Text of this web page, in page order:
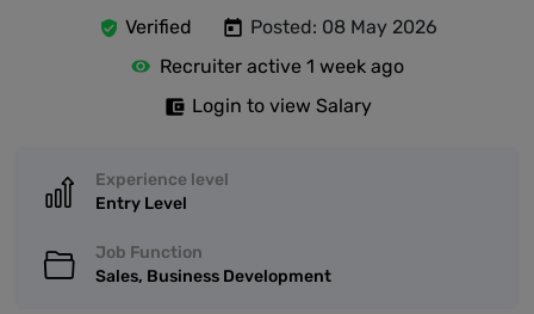
Verified
Posted: 08 May 2026
Recruiter active 1 week ago
Login to view Salary
Experience level
Entry Level
Job Function
Sales, Business Development